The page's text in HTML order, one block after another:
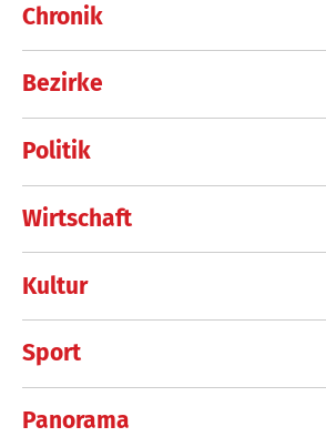
Chronik
Bezirke
Politik
Wirtschaft
Kultur
Sport
Panorama